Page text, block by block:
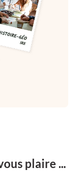
plaire ...